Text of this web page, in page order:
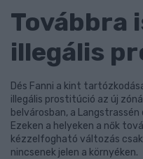
Továbbra
illegális
Dés Fanni a kint
illegális prostitúció az új
belvárosban, a
Ezeken a helyeken a nők
kézzelfogható változás
nincsenek jelen a környéken.